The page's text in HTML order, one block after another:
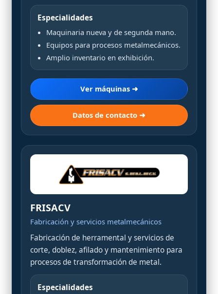
Especialidades
Maquinaria nueva y de segunda mano.
Equipos para procesos metalmecánicos.
Amplio inventario en exhibición.
Ver máquinas ➜
Datos de contacto ➜
FRISACV
Fabricación y servicios metalmecánicos
Fabricación de herramental y servicios de
corte, doblez, afilado y mantenimiento para
procesos de transformación de metal.
Especialidades